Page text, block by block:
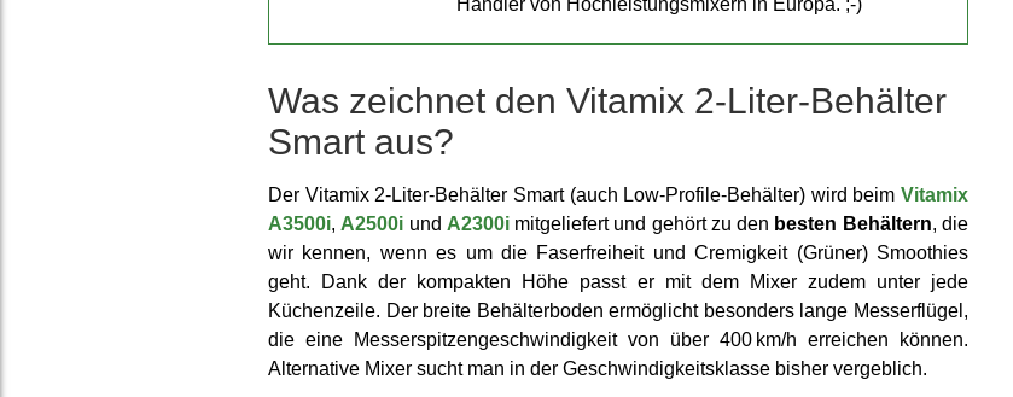
Was zeichnet den Vitamix 2-Liter-Behälter
Smart aus?
Der Vitamix 2-Liter-Behälter Smart (auch Low-Profile-Behälter) wird beim Vitamix
A3500i, A2500i und A2300imitge­liefert und gehört zu den besten Behältern, die
wir kennen, wenn es um die Faser­freiheit und Cremig­keit (Grüner) Smoothies
geht. Dank der kompakten Höhe passt er mit dem Mixer zudem unter jede
Küchen­zeile. Der breite Behälter­boden ermög­licht besonders lange Messer­flügel,
die eine Messer­spitzen­geschwindig­keit von über 400 km/h erreichen können.
Alter­native Mixer sucht man in der Ge­schwindig­keits­klasse bisher vergeb­lich.